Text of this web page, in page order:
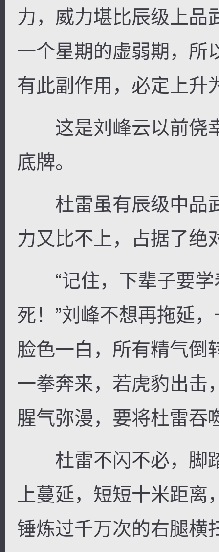
力，威力堪比辰级上品
一个星期的虚弱期，所
有此副作用，必定上升
这是刘峰云以前侥
底牌。
杜雷虽有辰级中品
力又比不上，占据了绝
“记住，下辈子要学
死！”刘峰不想再拖延
脸色一白，所有精气倒
一拳奔来，若虎豹出击
腥气弥漫，要将杜雷吞
杜雷不闪不必，脚
上蔓延，短短十米距
锤炼过千万次的右腿横